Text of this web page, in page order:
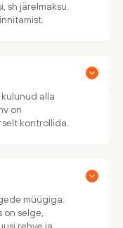
sh järelmaksu.
alla
on
kontrollida.
müügiga.
on selge,